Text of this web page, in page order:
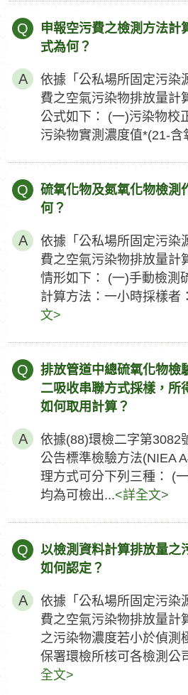
Q
申報空污費之檢測方法計
式為何？
依據「公私場所固定污染
費之空氣污染物排放量計
公式如下： (一)污染物校
污染物實測濃度值*(21-含
Q
硫氧化物及氮氧化物檢測
何？
依據「公私場所固定污染
費之空氣污染物排放量計
情形如下： (一)手動檢測
計算方法：一小時採樣者
文>
Q
排放管道中總硫氧化物檢
二吸收串聯方式採樣，所
如何取用計算？
依據(88)環檢二字第3082
公告標準檢驗方法(NIEA
理方式可分下列三種： (
均為可檢出...<詳全文>
Q
以檢測資料計算排放量之
如何認定？
依據「公私場所固定污染
費之空氣污染物排放量計
之污染物濃度若小於偵測
保署環檢所核可各檢測公
全文>